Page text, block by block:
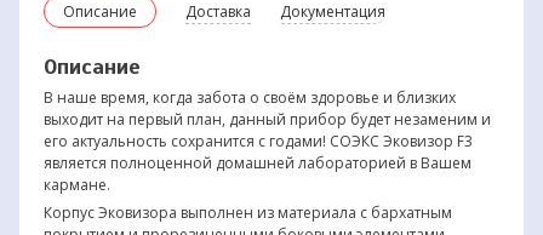
Описание Доставка Документация
Описание
В наше время, когда забота о своём здоровье и близких
выходит на первый план, данный прибор будет незаменим и
его актуальность сохранится с годами! СОЭКС Эковизор F3
является полноценной домашней лабораторией в Вашем
кармане.
Корпус Эковизора выполнен из материала с бархатным